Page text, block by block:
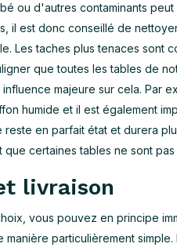
ou d'autres contaminants
il est donc conseillé de
Les taches plus tenaces sont
que toutes les tables de
majeure sur cela. Par
humide et il est également
reste en parfait état et durera
certaines tables ne sont
livraison
vous pouvez en principe
manière particulièrement